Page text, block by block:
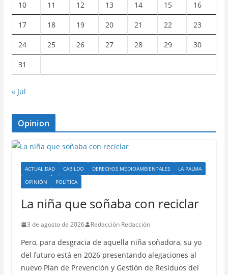
10 11 12 13 14 15 16
17 18 19 20 21 22 23
24 25 26 27 28 29 30
31
« Jul
Opinion
ACTUALIDAD CABILDO DERECHOS MEDIOAMBIENTALES
LA PALMA
OPINIÓN
POLÍTICA
La niña que soñaba con reciclar
3 de agosto de 2026 Redacción Redacción
Pero, para desgracia de aquella niña soñadora, su yo
del futuro está en 2026 presentando alegaciones al
nuevo Plan de Prevención y Gestión de Residuos del